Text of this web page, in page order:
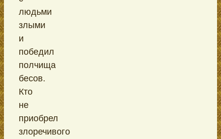
людьми
злыми
и
победил
полчища
бесов.
Кто
не
приобрел
злоречивого